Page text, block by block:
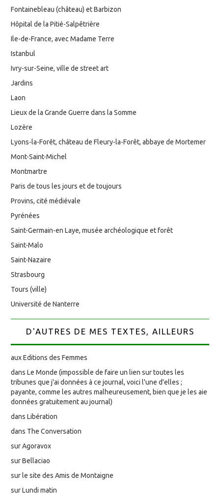
Fontainebleau (château) et Barbizon
Hôpital de la Pitié-Salpêtrière
Ile-de-France, avec Madame Terre
Istanbul
Ivry-sur-Seine, ville de street art
Jardins
Laon
Lieux de la Grande Guerre dans la Somme
Lozère
Lyons-la-Forêt, château de Fleury-la-Forêt, abbaye de Mortemer
Mont-Saint-Michel
Montmartre
Paris de tous les jours et de toujours
Provins, cité médiévale
Pyrénées
Saint-Germain-en Laye, musée archéologique et forêt
Saint-Malo
Saint-Nazaire
Strasbourg
Tours (ville)
Université de Nanterre
D'AUTRES DE MES TEXTES, AILLEURS
aux Editions des Femmes
dans Le Monde (impossible de faire un lien sur toutes les
tribunes que j'ai données à ce journal, voici l'une d'elles ;
payante, comme les autres malheureusement, bien que je les aie
données gratuitement au journal)
dans Libération
dans The Conversation
sur Agoravox
sur Bellaciao
sur le site des Amis de Montaigne
sur Lundi matin